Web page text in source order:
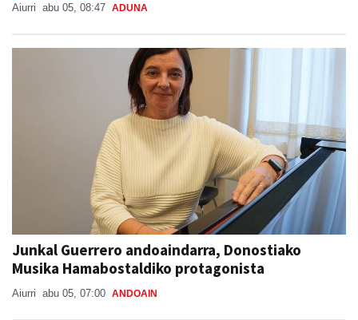
Aiurri abu 05, 08:47 ADUNA
Junkal Guerrero andoaindarra, Donostiako
Musika Hamabostaldiko protagonista
Aiurri abu 05, 07:00 ANDOAIN